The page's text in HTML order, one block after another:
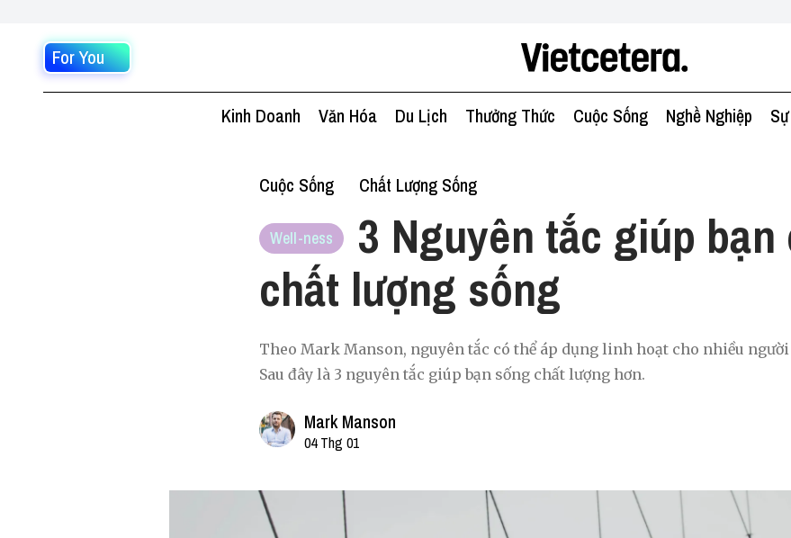
For You
Kinh Doanh Văn Hóa Du Lịch Thưởng Thức Cuộc Sống Nghề Nghiệp
Cuộc Sống Chất Lượng Sống
Well-ness
3 Nguyên tắc giúp
chất lượng sống
Theo Mark Manson, nguyên tắc có thể áp dụng linh hoạt cho nhiều
Sau đây là 3 nguyên tắc giúp bạn sống chất lượng hơn.
Mark Manson
04 Thg 01